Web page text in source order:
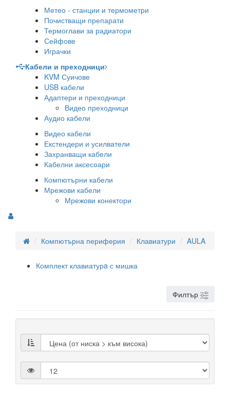
Метео - станции и термометри
Почистващи препарати
Термоглави за радиатори
Сейфове
Играчки
Кабели и преходници
KVM Суичове
USB кабели
Адаптери и преходници
Видео преходници
Аудио кабели
Видео кабели
Екстендери и усилватели
Захранващи кабели
Кабелни аксесоари
Компютърни кабели
Мрежови кабели
Мрежови конектори
Компютърна периферия Клавиатури AULA
Комплект клавиатурa с мишка
Филтър